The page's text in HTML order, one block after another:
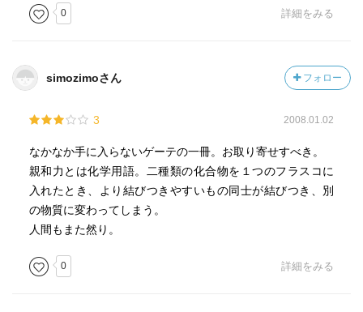
0 詳細をみる
simozimoさん フォロー
3 2008.01.02
なかなか手に入らないゲーテの一冊。お取り寄せすべき。
親和力とは化学用語。二種類の化合物を１つのフラスコに
入れたとき、より結びつきやすいもの同士が結びつき、別
の物質に変わってしまう。
人間もまた然り。
0 詳細をみる